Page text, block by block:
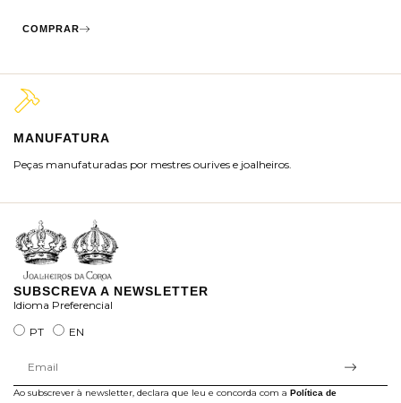
COMPRAR
MANUFATURA
Peças manufaturadas por mestres ourives e joalheiros.
SUBSCREVA A NEWSLETTER
Idioma Preferencial
PT
EN
Ao subscrever à newsletter, declara que leu e concorda com a Política de